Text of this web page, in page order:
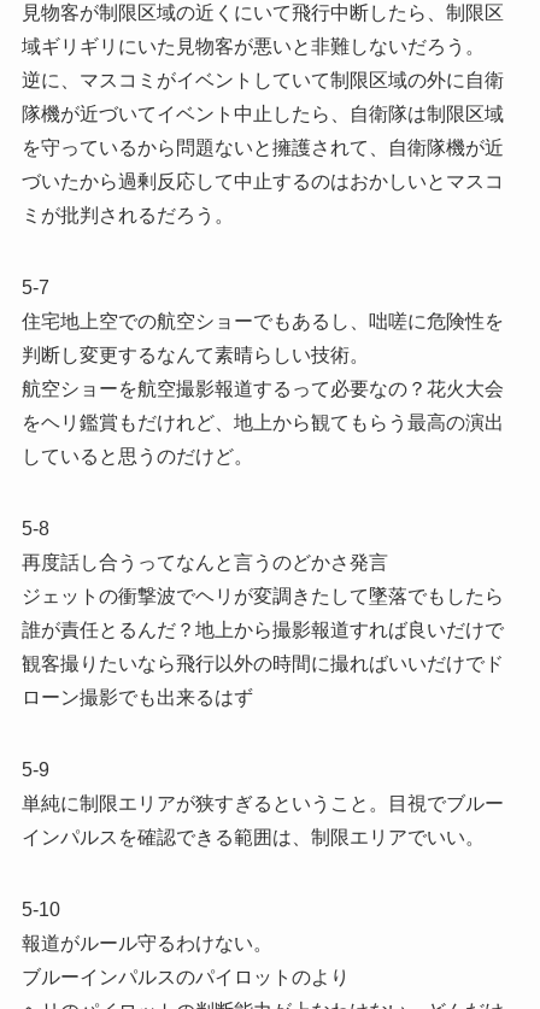
見物客が制限区域の近くにいて飛行中断したら、制限区
域ギリギリにいた見物客が悪いと非難しないだろう。
逆に、マスコミがイベントしていて制限区域の外に自衛
隊機が近づいてイベント中止したら、自衛隊は制限区域
を守っているから問題ないと擁護されて、自衛隊機が近
づいたから過剰反応して中止するのはおかしいとマスコ
ミが批判されるだろう。
5-7
住宅地上空での航空ショーでもあるし、咄嗟に危険性を
判断し変更するなんて素晴らしい技術。
航空ショーを航空撮影報道するって必要なの？花火大会
をヘリ鑑賞もだけれど、地上から観てもらう最高の演出
していると思うのだけど。
5-8
再度話し合うってなんと言うのどかさ発言
ジェットの衝撃波でヘリが変調きたして墜落でもしたら
誰が責任とるんだ？地上から撮影報道すれば良いだけで
観客撮りたいなら飛行以外の時間に撮ればいいだけでド
ローン撮影でも出来るはず
5-9
単純に制限エリアが狭すぎるということ。目視でブルー
インパルスを確認できる範囲は、制限エリアでいい。
5-10
報道がルール守るわけない。
ブルーインパルスのパイロットのより